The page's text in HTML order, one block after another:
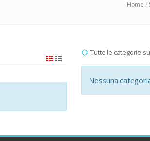
Home /
Tutte le categorie
Nessuna